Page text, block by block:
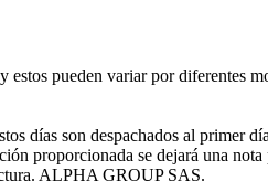
pueden variar por
días son despachados al primer
proporcionada se dejará una
ALPHA GROUP SAS.